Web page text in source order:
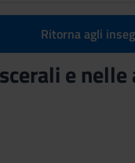
Ritorna agli
e